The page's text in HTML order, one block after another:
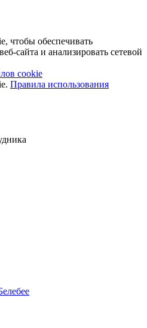
чтобы обеспечивать
сайта и анализировать сетевой
cookie
Правила использования